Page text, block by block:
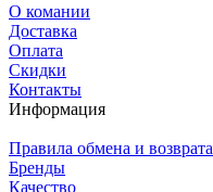
О комании
Доставка
Оплата
Скидки
Контакты
Информация
Правила обмена и возврата
Бренды
Качество